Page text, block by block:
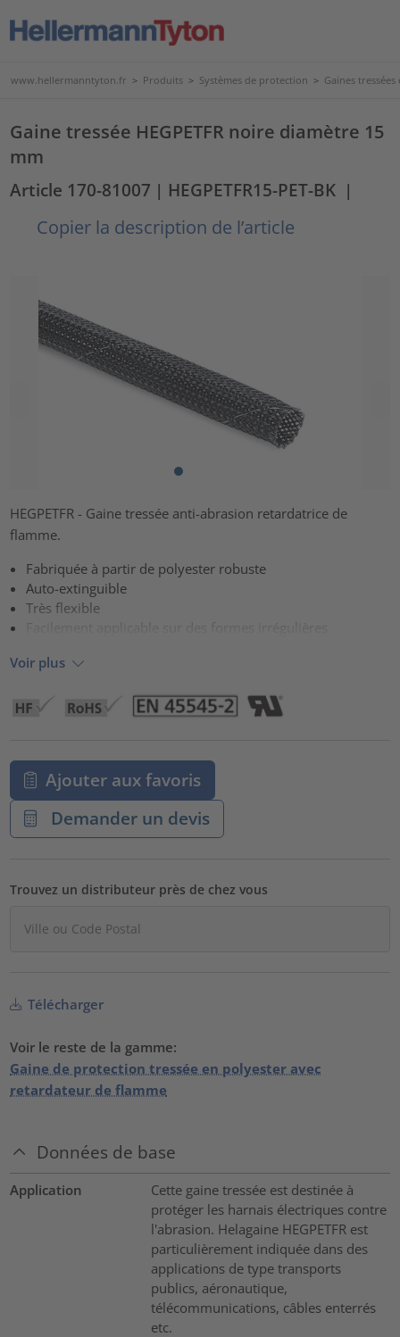
www.hellermanntyton.fr > Produits > Systèmes de protection > Gaines tressées
Gaine tressée HEGPETFR noire diamètre 15
mm
Article 170-81007 | HEGPETFR15-PET-BK |
Copier la description de l’article
HEGPETFR - Gaine tressée anti-abrasion retardatrice de
flamme.
Fabriquée à partir de polyester robuste
Auto-extinguible
Très flexible
Facilement applicable sur des formes irrégulières
Voir plus
Ajouter aux favoris
Demander un devis
Trouvez un distributeur près de chez vous
Télécharger
Voir le reste de la gamme:
Gaine de protection tressée en polyester avec
retardateur de flamme
Données de base
Application
Cette gaine tressée est destinée à
protéger les harnais électriques contre
l'abrasion. Helagaine HEGPETFR est
particulièrement indiquée dans des
applications de type transports
publics, aéronautique,
télécommunications, câbles enterrés
etc.